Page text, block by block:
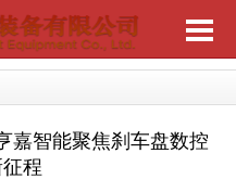
嘉智能聚焦刹车盘数控
程